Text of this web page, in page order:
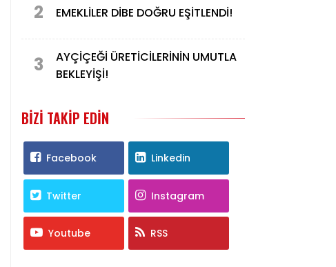
2 EMEKLİLER DİBE DOĞRU EŞİTLENDİ!
3
AYÇİÇEĞİ ÜRETİCİLERİNİN UMUTLA
BEKLEYİŞİ!
BIZI TAKIP EDIN
Facebook Linkedin
Twitter Instagram
Youtube RSS